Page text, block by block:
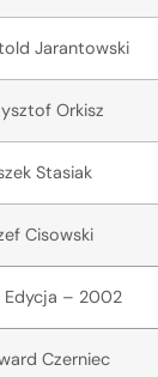
Jarantowski
Orkisz
Stasiak
Cisowski
Edycja – 2002
Czerniec